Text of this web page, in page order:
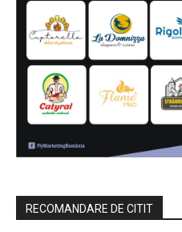
RECOMANDARE DE CITIT